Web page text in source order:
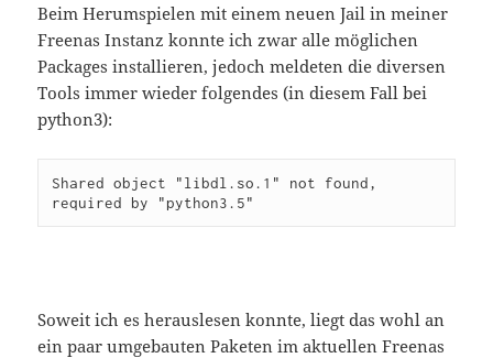
Beim Herumspielen mit einem neuen Jail in meiner
Freenas Instanz konnte ich zwar alle möglichen
Packages installieren, jedoch meldeten die diversen
Tools immer wieder folgendes (in diesem Fall bei
python3):
Shared object "libdl.so.1" not found,
required by "python3.5"
Soweit ich es herauslesen konnte, liegt das wohl an
ein paar umgebauten Paketen im aktuellen Freenas